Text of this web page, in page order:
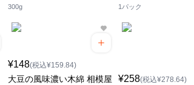
300g 1パック
¥148(税込¥159.84)
大豆の風味濃い木綿 相模屋 ¥258(税込¥278.64)